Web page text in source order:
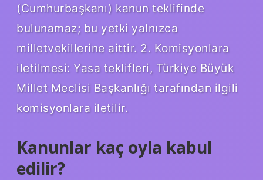
(Cumhurbaşkanı) kanun teklifinde
bulunamaz; bu yetki yalnızca
milletvekillerine aittir. 2. Komisyonlara
iletilmesi: Yasa teklifleri, Türkiye Büyük
Millet Meclisi Başkanlığı tarafından ilgili
komisyonlara iletilir.
Kanunlar kaç oyla kabul
edilir?